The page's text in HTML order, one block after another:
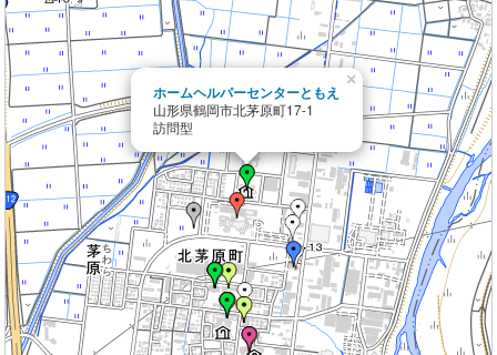
ホームヘルパーセンターともえ
山形県鶴岡市北茅原町17-1
訪問型
×